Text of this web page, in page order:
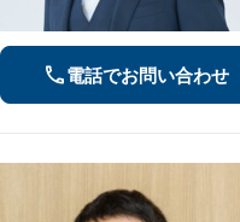
電話でお問い合わせ